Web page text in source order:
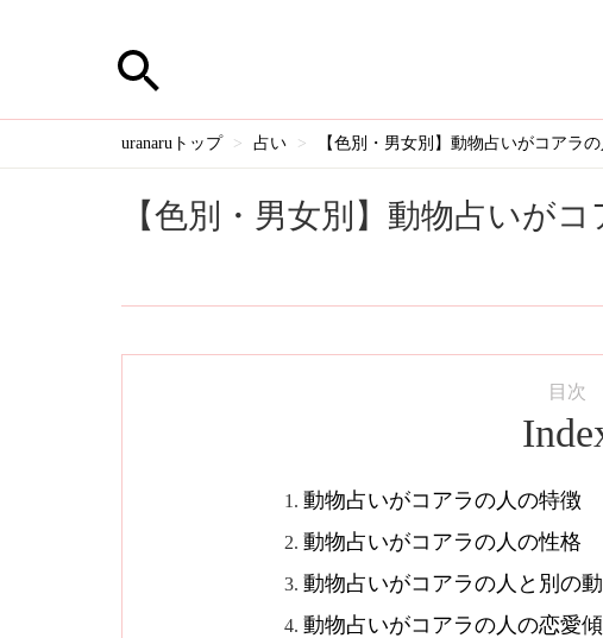
uranaruトップ 占い 【色別・男女別】動物占いがコアラ
【色別・男女別】動物占いが
目次
動物占いがコアラの人の特徴
動物占いがコアラの人の性格
動物占いがコアラの人と別の
動物占いがコアラの人の恋愛